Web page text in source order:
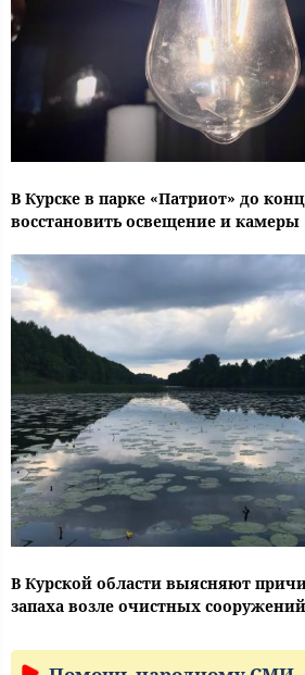
В Курске в парке «Патриот» до
восстановить освещение и камеры
В Курской области выясняют
запаха возле очистных